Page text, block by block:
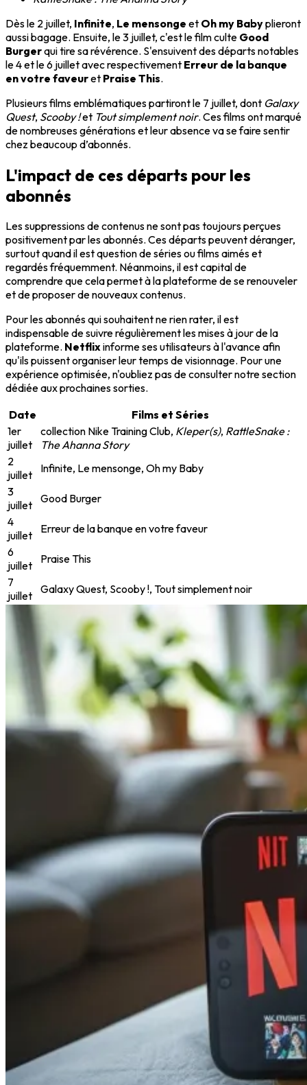
Dès le 2 juillet, Infinite, Le mensonge et Oh my Babyplieront
aussi bagage. Ensuite, le 3 juillet, c'est le film culte Good
Burgerqui tire sa révérence. S'ensuivent des départs notables
le 4 et le 6 juillet avec respectivement Erreur de la banque
en votre faveuret Praise This.
Plusieurs films emblématiques partiront le 7 juillet, dont Galaxy
Quest, Scooby !et Tout simplement noir. Ces films ont marqué
de nombreuses générations et leur absence va se faire sentir
chez beaucoup d’abonnés.
L'impact de ces départs pour les
abonnés
Les suppressions de contenus ne sont pas toujours perçues
positivement par les abonnés. Ces départs peuvent déranger,
surtout quand il est question de séries ou films aimés et
regardés fréquemment. Néanmoins, il est capital de
comprendre que cela permet à la plateforme de se renouveler
et de proposer de nouveaux contenus.
Pour les abonnés qui souhaitent ne rien rater, il est
indispensable de suivre régulièrement les mises à jour de la
plateforme. Netflixinforme ses utilisateurs à l'avance afin
qu'ils puissent organiser leur temps de visionnage. Pour une
expérience optimisée, n'oubliez pas de consulter notre section
dédiée aux prochaines sorties.
Date
Films et Séries
1er
juillet
collection Nike Training Club, Kleper(s), RattleSnake :
The Ahanna Story
2
juillet
Infinite, Le mensonge, Oh my Baby
3
juillet Good Burger
4
juillet
Erreur de la banque en votre faveur
6
juillet
Praise This
7
juillet Galaxy Quest, Scooby !, Tout simplement noir